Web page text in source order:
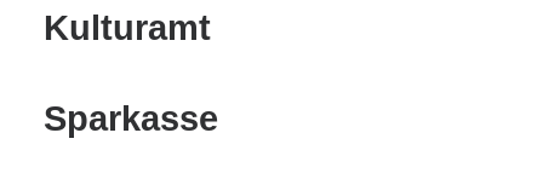
Kulturamt
Sparkasse